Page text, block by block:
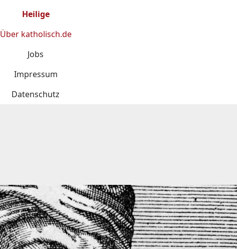
Heilige
Über katholisch.de
Jobs
Impressum
Datenschutz